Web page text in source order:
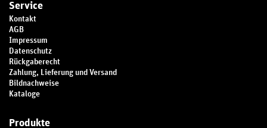
Service
Kontakt
AGB
Impressum
Datenschutz
Rückgaberecht
Zahlung, Lieferung und Versand
Bildnachweise
Kataloge
Produkte